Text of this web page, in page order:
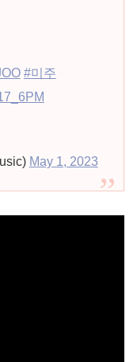
#미주
May 1, 2023